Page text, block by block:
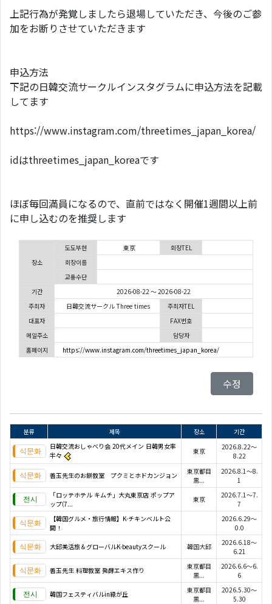
上記行為が発覚しましたら退場していただき、今後のご参
加をお断りさせていただきます
申込方法
下記の日韓交流サークルインスタグラムに申込方法を記載
してます
https://www.instagram.com/threetimes_japan_korea/
idはthreetimes_japan_koreaです
ほぼ毎回満員になるので、直前ではなく開催1週間以上前
に申し込むのを推奨します
장소
도도부현 東京
회장TEL
회장이름
교통수단
기간
2026-08-22 ～ 2026-08-22
주최자
日韓交流サークル Three times
주최자TEL
대표자
FAX번호
메일주소
담당자
홈페이지
https://www.instagram.com/threetimes_japan_korea/
수정
분류 제목 장소
기간
日韓交流おしゃべり会 20代メイン 日韓男女率
半々
東京
2026.8.22～
8.22
善玉先生のお餅教室 プクミとホドカンジョン
東京都目
黒...
2026.8.1～8.
1
「ロッテホテル キムチ」大丸東京店 ポップア
ップ(7...
東京
2026.7.1～7.
7
【韓国グルメ・旅行情報】K-チキンベルト公
開！
2026.6.29～
0.0
大邱美活旅＆グローバルK-beautyスクール 韓国大邱
2026.6.18～
6.21
善玉先生 料理教室 発酵エキス作り
東京都目
黒...
2026.6.6～6.
6
韓国フェスティバルin緑が丘
東京都目
黒...
2026.5.30～
5.30